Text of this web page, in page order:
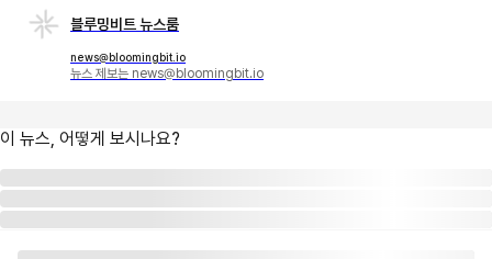
블루밍비트 뉴스룸
news@bloomingbit.io
뉴스 제보는 news@bloomingbit.io
이 뉴스, 어떻게 보시나요?